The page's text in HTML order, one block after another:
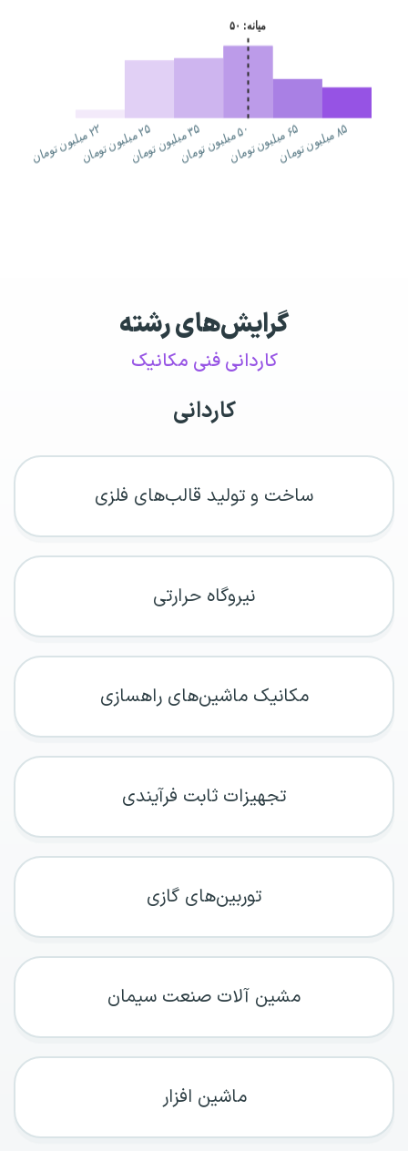
گرایش‌های رشته
کاردانی فنی مکانیک
کاردانی
ساخت و تولید قالب‌های فلزی
نیروگاه حرارتی
مکانیک ماشین‌های راهسازی
تجهیزات ثابت فرآیندی
توربین‌های گازی
مشین آلات صنعت سیمان
ماشین افزار